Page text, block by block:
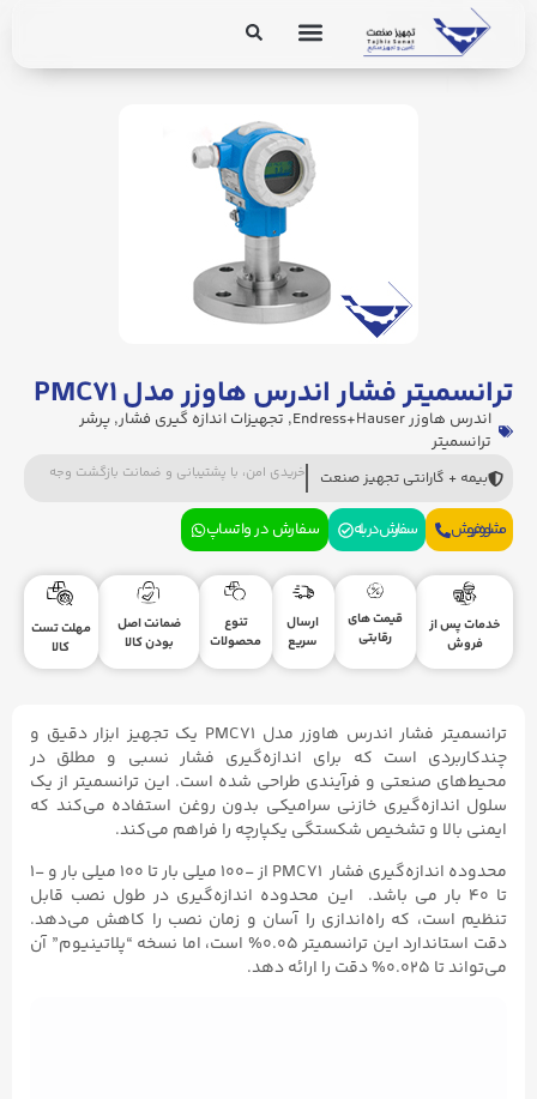
ترانسمیتر فشار اندرس هاوزر مدل PMC۷۱
اندرس هاوزر Endress+Hauser , تجهیزات اندازه گیری فشار, پرشر
ترانسمیتر
بیمه + گارانتی تجهیز صنعت خریدی امن، با پشتیبانی و ضمانت بازگشت وجه
مشاوره فروش سفارش در بله سفارش در واتساپ
خدمات پس از
فروش
قیمت های
رقابتی
ارسال
سریع
تنوع
محصولات
ضمانت اصل
بودن کالا
مهلت تست
کالا
ترانسمیتر فشار اندرس هاوزر مدل PMC71 یک تجهیز ابزار دقیق و
چندکاربردی است که برای اندازه‌گیری فشار نسبی و مطلق در
محیط‌های صنعتی و فرآیندی طراحی شده است. این ترانسمیتر از یک
سلول اندازه‌گیری خازنی سرامیکی بدون روغن استفاده می‌کند که
ایمنی بالا و تشخیص شکستگی یکپارچه را فراهم می‌کند.
محدوده اندازه‌گیری فشار PMC71 از -۱۰۰ میلی بار تا ۱۰۰ میلی بار و -۱
تا ۴۰ بار می باشد. این محدوده اندازه‌گیری در طول نصب قابل
تنظیم است، که راه‌اندازی را آسان و زمان نصب را کاهش می‌دهد.
دقت استاندارد این ترانسمیتر ۰.۰۵% است، اما نسخه “پلاتینیوم” آن
می‌تواند تا ۰.۰۲۵% دقت را ارائه دهد.